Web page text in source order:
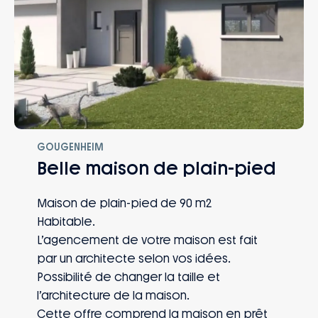
GOUGENHEIM
Belle maison de plain-pied
Maison de plain-pied de 90 m2
Habitable.
L’agencement de votre maison est fait
par un architecte selon vos idées.
Possibilité de changer la taille et
l’architecture de la maison.
Cette offre comprend la maison en prêt